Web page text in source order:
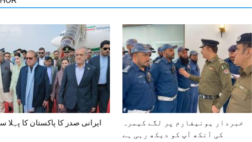
ایرانی صدر کا پاکستان کا پہلا
خبردار یونیفارم پر لگے کیمرہ
کی آنکھ آپ کو دیکھ رہی ہے